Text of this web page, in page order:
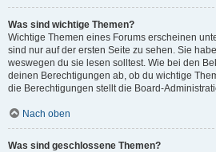
Was sind wichtige Themen?
Wichtige Themen eines Forums erscheinen
sind nur auf der ersten Seite zu sehen. Sie
weswegen du sie lesen solltest. Wie bei den
deinen Berechtigungen ab, ob du wichtige
die Berechtigungen stellt die Board-
Nach oben
Was sind geschlossene Themen?